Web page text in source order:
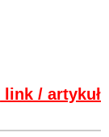
link / artykuł